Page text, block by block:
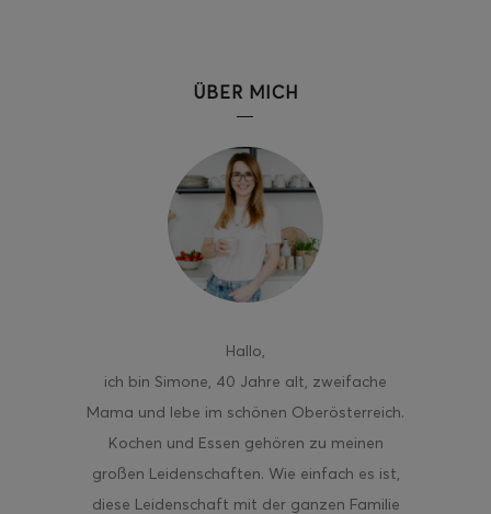
ÜBER MICH
Hallo,
ich bin Simone, 40 Jahre alt, zweifache
Mama und lebe im schönen Oberösterreich.
Kochen und Essen gehören zu meinen
großen Leidenschaften. Wie einfach es ist,
diese Leidenschaft mit der ganzen Familie